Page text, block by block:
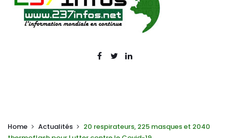
Home Actualités
20 respirateurs, 225 masques et 2040